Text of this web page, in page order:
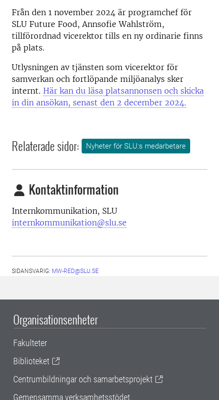
Från den 1 november 2024 är programchef för
SLU Future Food, Annsofie Wahlström,
tillförordnad vicerektor tills en ny ordinarie finns
på plats.
Utlysningen av tjänsten som vicerektor för
samverkan och fortlöpande miljöanalys sker
internt. Här kan du läsa platsannonsen och skicka
in din ansökan, senast den 2 december 2024.
Relaterade sidor: Nyheter för SLU:s medarbetare
Kontaktinformation
Internkommunikation, SLU
internkommunikation@slu.se
SIDANSVARIG: MW-RED@SLU.SE
Organisationsenheter
Fakulteter
Biblioteket
Centrumbildningar och samarbetsprojekt
Gemensamma verksamhetsstödet